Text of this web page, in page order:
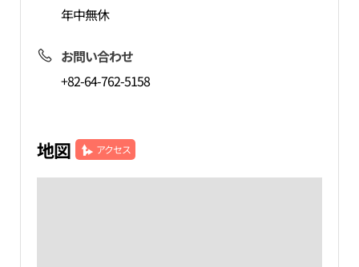
年中無休
お問い合わせ
+82-64-762-5158
地図 アクセス